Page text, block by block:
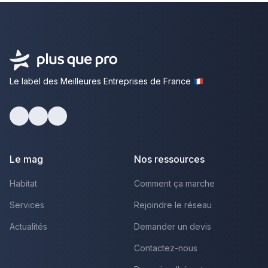
Le label des Meilleures Entreprises de France
Le mag
Habitat
Services
Actualités
Nos ressources
Comment ça marche
Rejoindre le réseau
Demander un devis
Contactez-nous